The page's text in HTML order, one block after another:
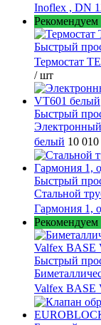
Inoflex , DN
Рекомендуем
Быстрый
Термостат
/ шт
Быстрый
белый 10
Быстрый
Стальной
Гармония 1,
Рекомендуем
Быстрый
Valfex BASE